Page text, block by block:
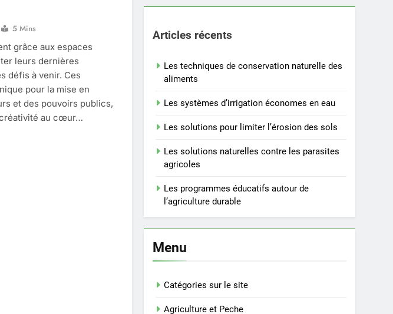
5 Mins
grâce aux espaces
leurs dernières
défis à venir. Ces
pour la mise en
et des pouvoirs publics,
au cœur…
Articles récents
Les techniques de conservation naturelle des
aliments
Les systèmes d’irrigation économes en eau
Les solutions pour limiter l’érosion des sols
Les solutions naturelles contre les parasites
agricoles
Les programmes éducatifs autour de
l’agriculture durable
Menu
Catégories sur le site
Agriculture et Peche